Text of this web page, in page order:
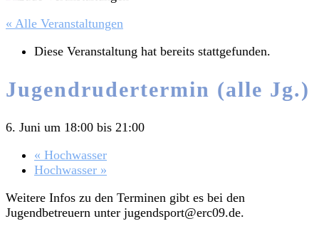
« Alle Veranstaltungen
Diese Veranstaltung hat bereits stattgefunden.
Jugendrudertermin (alle Jg.)
6. Juni um 18:00 bis 21:00
« Hochwasser
Hochwasser »
Weitere Infos zu den Terminen gibt es bei den
Jugendbetreuern unter jugendsport@erc09.de.